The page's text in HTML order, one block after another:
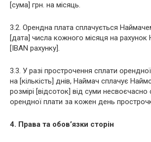
[сума] грн. на місяць.
3.2. Орендна плата сплачується
[дата] числа кожного місяця на
[IBAN рахунку].
3.3. У разі прострочення сплати
на [кількість] днів, Наймач сплачує
розмірі [відсоток] від суми несвоєчасно
орендної плати за кожен день
4. Права та обов’язки сторін